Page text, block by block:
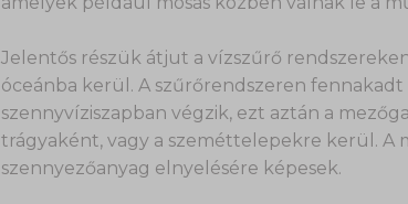
Jelentős részük átjut a vízszűrő
óceánba kerül. A szűrőrendszeren fennakadt
szennyvíziszapban végzik, ezt aztán a
trágyaként, vagy a szeméttelepekre kerül. A
szennyezőanyag elnyelésére képesek.